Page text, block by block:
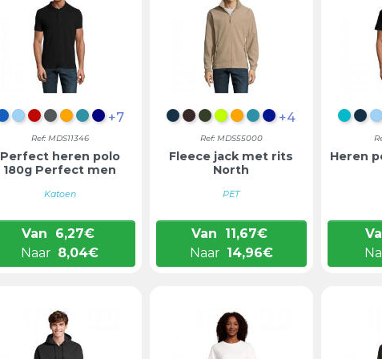
DENIM
HEMELBLAUW
ANTRACIETMENGSEL
DONKERGRIJS
ORANJE
AQUA
DONKERBLAUW
+7
Ref: MDS11346
Perfect heren polo
180g Perfect men
Katoen
Van 6,27€
Naar 8,04€
ZEEMEERMINBLAUW
CHOCOLADEBRUIN
LEGERGROEN
LIMOEN
ORANJE
AQUA
KONINGSBLAUW
+4
Ref: MDS55000
Fleece jack met rits
North
PET
Van 11,67€
Naar 14,96€
Heren